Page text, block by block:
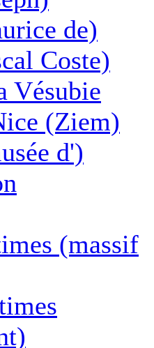
de)
Coste)
Vésubie
(Ziem)
d')
(massif